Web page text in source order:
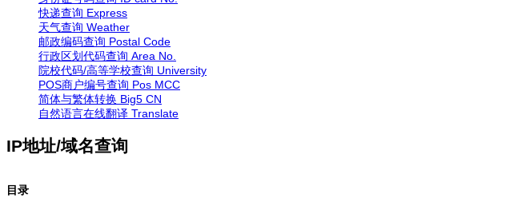
快递查询 Express
天气查询 Weather
邮政编码查询 Postal Code
行政区划代码查询 Area No.
院校代码/高等学校查询 University
POS商户编号查询 Pos MCC
简体与繁体转换 Big5 CN
自然语言在线翻译 Translate
IP地址/域名查询
目录